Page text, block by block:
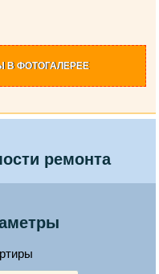
В ФОТОГАЛЕРЕЕ
ремонта